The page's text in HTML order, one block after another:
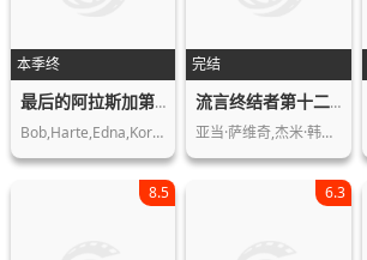
本季终
最后的阿拉斯加第一季
Bob,Harte,Edna,Korth,Ray,Lewis
完结
流言终结者第十二季
亚当·萨维奇,杰米·韩门,卡莉·拜伦,…
8.5 6.3